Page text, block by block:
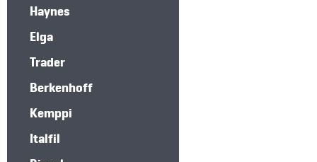
Haynes
Elga
Trader
Berkenhoff
Kemppi
Italfil